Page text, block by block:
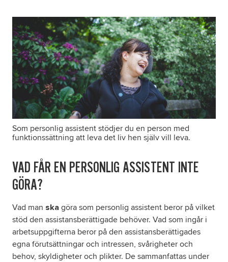
Som personlig assistent stödjer du en person med
funktionssättning att leva det liv hen själv vill leva.
VAD FÅR EN PERSONLIG ASSISTENT INTE
GÖRA?
Vad man ska göra som personlig assistent beror på vilket
stöd den assistansberättigade behöver. Vad som ingår i
arbetsuppgifterna beror på den assistansberättigades
egna förutsättningar och intressen, svårigheter och
behov, skyldigheter och plikter. De sammanfattas under